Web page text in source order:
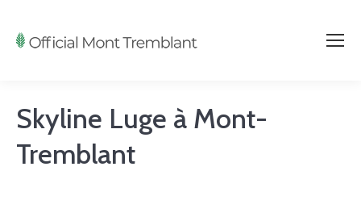
Skyline Luge à Mont-
Tremblant